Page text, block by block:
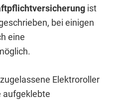
ist
bei einigen
eine
zugelassene Elektroroller
aufgeklebte